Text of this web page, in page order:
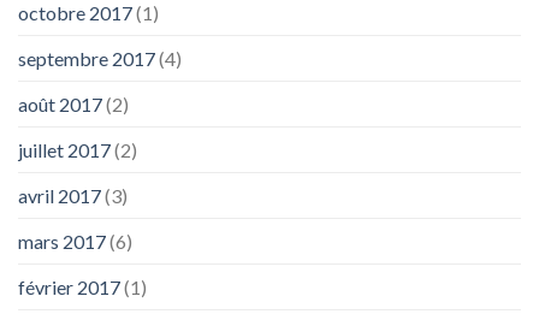
octobre 2017(1)
septembre 2017(4)
août 2017(2)
juillet 2017(2)
avril 2017(3)
mars 2017(6)
février 2017(1)